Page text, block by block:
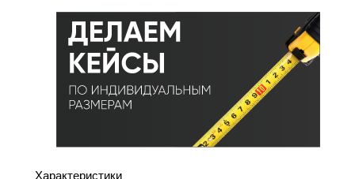
Характеристики